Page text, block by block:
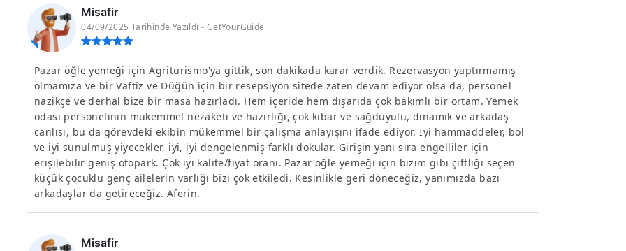
Misafir
04/09/2025 Tarihinde Yazıldı - GetYourGuide
Pazar öğle yemeği için Agriturismo'ya gittik, son dakikada karar verdik. Rezervasyon yaptırmamış
olmamıza ve bir Vaftiz ve Düğün için bir resepsiyon sitede zaten devam ediyor olsa da, personel
nazikçe ve derhal bize bir masa hazırladı. Hem içeride hem dışarıda çok bakımlı bir ortam. Yemek
odası personelinin mükemmel nezaketi ve hazırlığı, çok kibar ve sağduyulu, dinamik ve arkadaş
canlısı, bu da görevdeki ekibin mükemmel bir çalışma anlayışını ifade ediyor. İyi hammaddeler, bol
ve iyi sunulmuş yiyecekler, iyi, iyi dengelenmiş farklı dokular. Girişin yanı sıra engelliler için
erişilebilir geniş otopark. Çok iyi kalite/fiyat oranı. Pazar öğle yemeği için bizim gibi çiftliği seçen
küçük çocuklu genç ailelerin varlığı bizi çok etkiledi. Kesinlikle geri döneceğiz, yanımızda bazı
arkadaşlar da getireceğiz. Aferin.
Misafir